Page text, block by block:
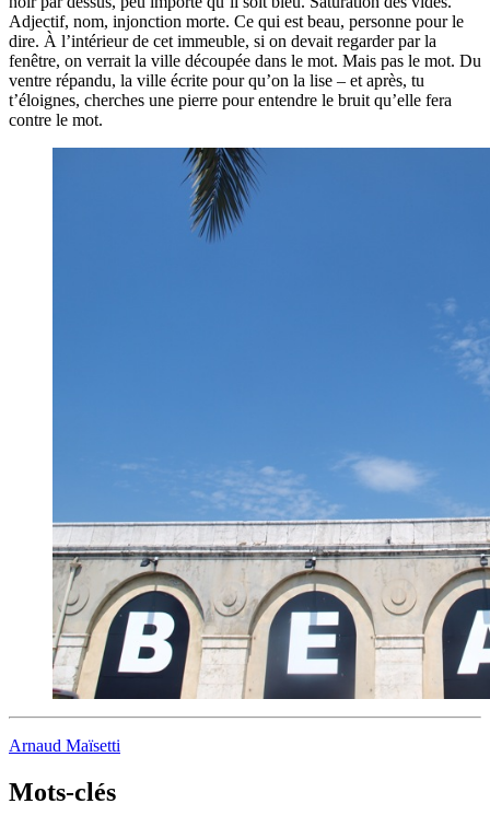
Adjectif, nom, injonction morte. Ce qui est beau, personne pour le
dire. À l’intérieur de cet immeuble, si on devait regarder par la
fenêtre, on verrait la ville découpée dans le mot. Mais pas le mot. Du
ventre répandu, la ville écrite pour qu’on la lise – et après, tu
t’éloignes, cherches une pierre pour entendre le bruit qu’elle fera
contre le mot.
Arnaud Maïsetti
Mots-clés